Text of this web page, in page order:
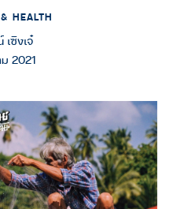
HEALTH
ซิงเจ๋
2021